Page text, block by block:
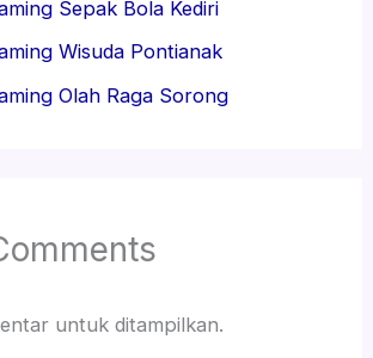
Sepak Bola Kediri
Wisuda Pontianak
Olah Raga Sorong
untuk ditampilkan.